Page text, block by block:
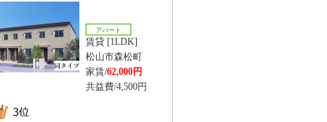
アパート
賃貸 [1LDK]
松山市森松町
家賃/62,000円
共益費/4,500円